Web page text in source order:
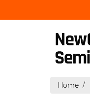
Home